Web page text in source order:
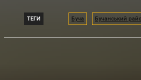
ТЕГИ Буча Бучанський